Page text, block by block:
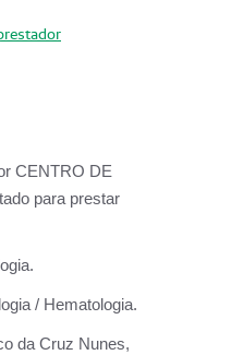
CENTRO DE
para prestar
/ Hematologia.
da Cruz Nunes,